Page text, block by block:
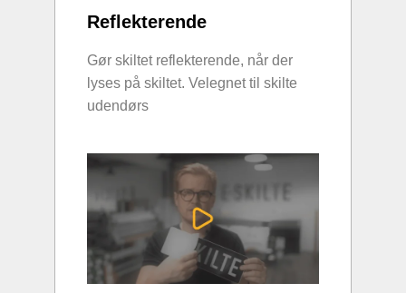
Reflekterende
Gør skiltet reflekterende, når der
lyses på skiltet. Velegnet til skilte
udendørs